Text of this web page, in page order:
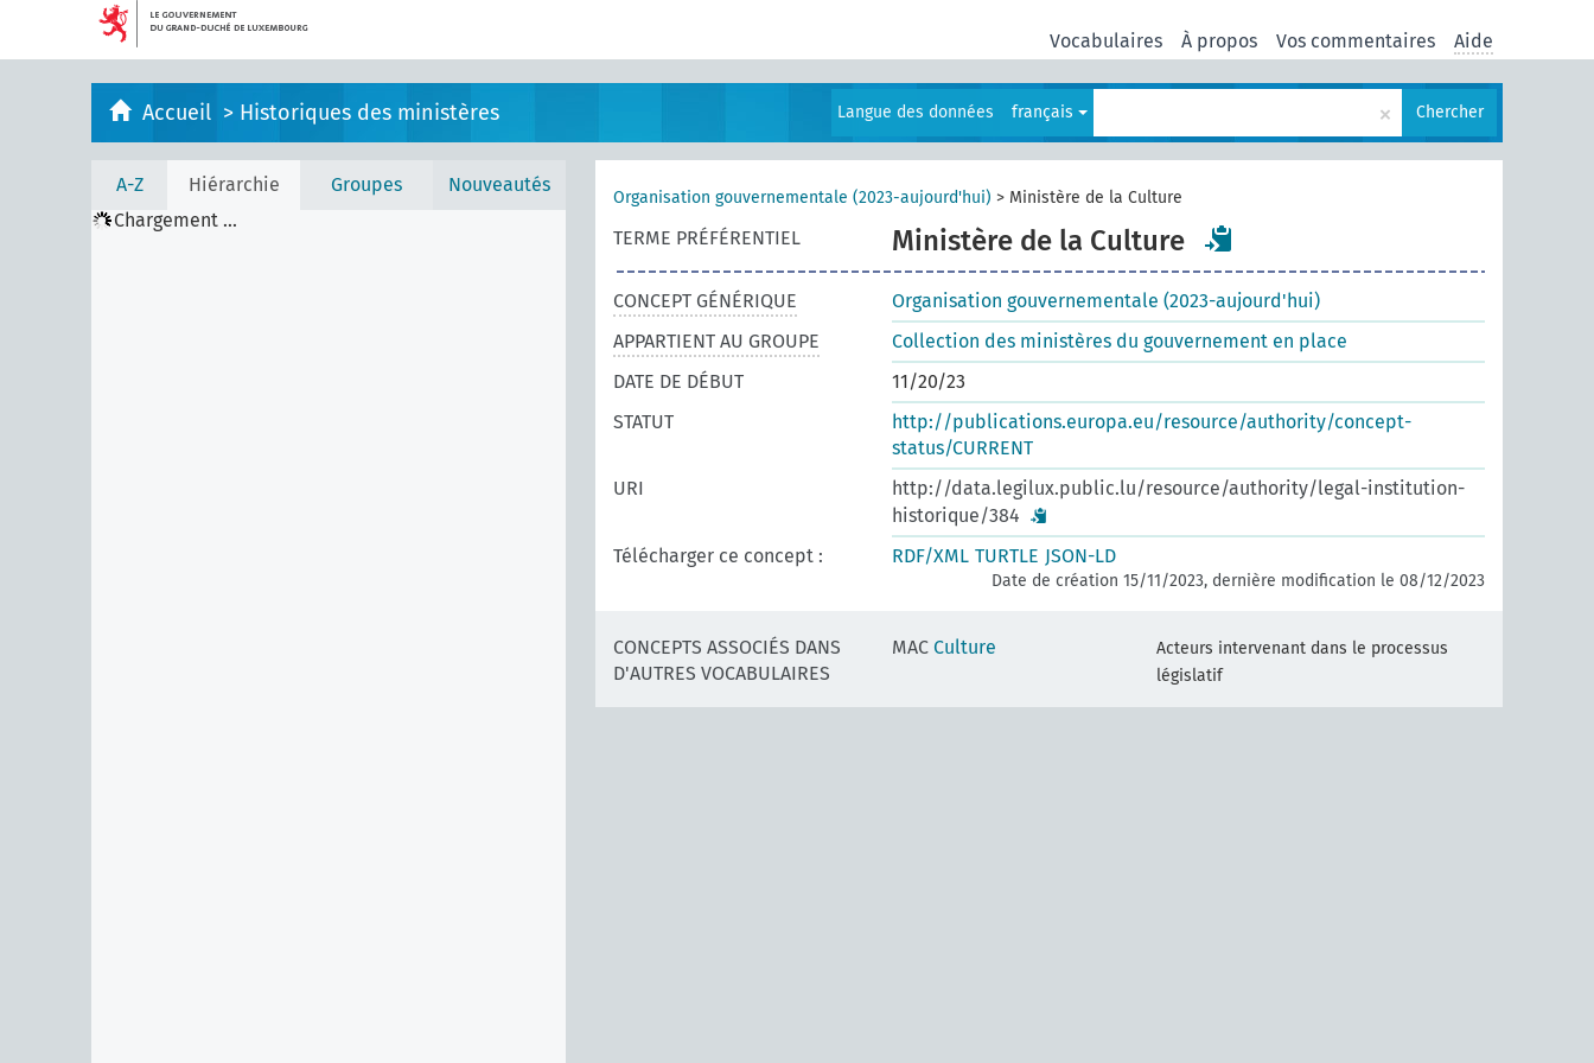
Vocabulaires À propos Vos commentaires Aide
Accueil > Historiques des ministères Langue des données français × Chercher
A-Z Hiérarchie Groupes
Nouveautés
Chargement ...
Organisation gouvernementale (2023-aujourd'hui) > Ministère de la Culture
TERME PRÉFÉRENTIEL Ministère de la Culture
CONCEPT GÉNÉRIQUE
Organisation gouvernementale (2023-aujourd'hui)
APPARTIENT AU GROUPE
Collection des ministères du gouvernement en place
DATE DE DÉBUT
11/20/23
STATUT
http://publications.europa.eu/resource/authority/concept-
status/CURRENT
URI
http://data.legilux.public.lu/resource/authority/legal-institution-
historique/384
Télécharger ce concept :
RDF/XML TURTLE JSON-LD
Date de création 15/11/2023, dernière modification le 08/12/2023
CONCEPTS ASSOCIÉS DANS
D'AUTRES VOCABULAIRES
MAC Culture
Acteurs intervenant dans le processus
législatif